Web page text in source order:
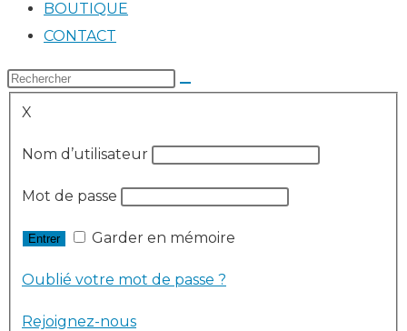
BOUTIQUE
CONTACT
X
Nom d’utilisateur
Mot de passe
Garder en mémoire
Oublié votre mot de passe ?
Rejoignez-nous